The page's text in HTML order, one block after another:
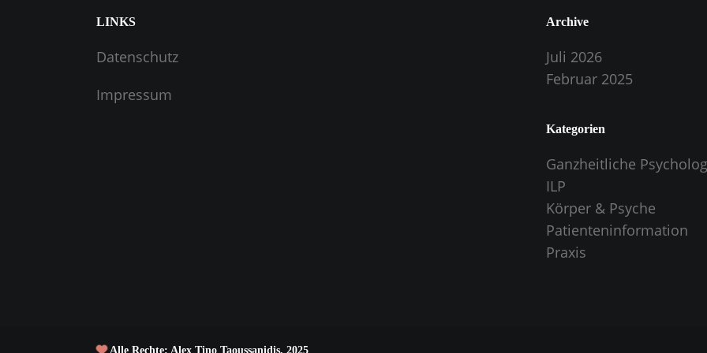
LINKS
Datenschutz
Impressum
Archive
Juli 2026
Februar 2025
Kategorien
Ganzheitliche
ILP
Körper & Psyche
Patienteninformation
Praxis
Alle Rechte: Alex Tino Taoussanidis, 2025